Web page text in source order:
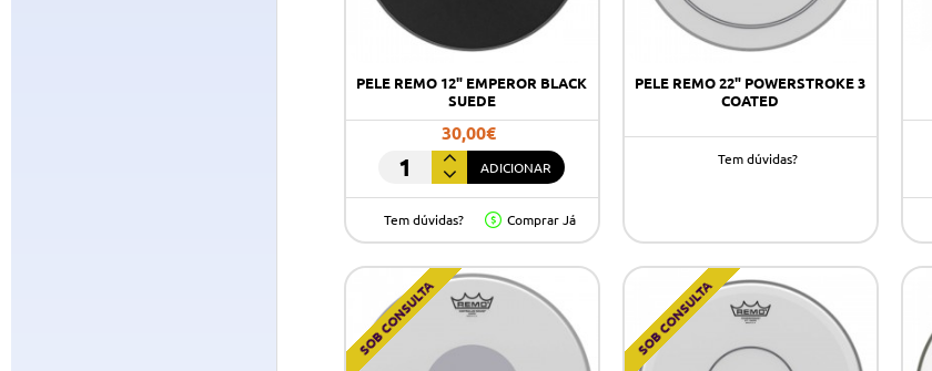
PELE REMO 12" EMPEROR BLACK
SUEDE
30,00€
PELE
REMO
12"
EMPEROR
BLACK
SUEDE
ADICIONAR
Tem dúvidas? Comprar Já
PELE REMO 22" POWERSTROKE 3
COATED
Tem dúvidas?
SOB CONSULTA SOB CONSULTA